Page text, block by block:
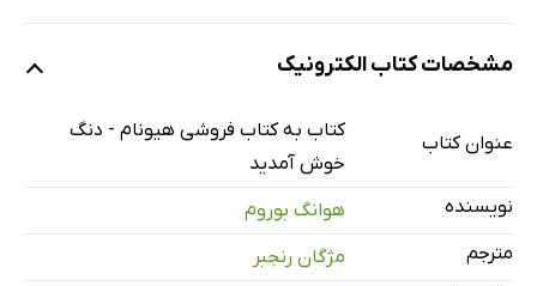
چه عاملی باعث خوب بودن کتاب‌فروشی می‌شود؟
تمام کردن گریه هیچ اشکالی ندارد
قهوه روز چیست؟
داستان‌های کسانی که گذاشتند و رفتند
زمانی برای سکوت، زمانی برای گفت‌وگو
مشخصات کتاب الکترونیک
عنوان کتاب
کتاب به کتاب فروشی هیونام - دنگ
خوش آمدید
نویسنده
هوانگ بوروم
مترجم
مژگان رنجبر